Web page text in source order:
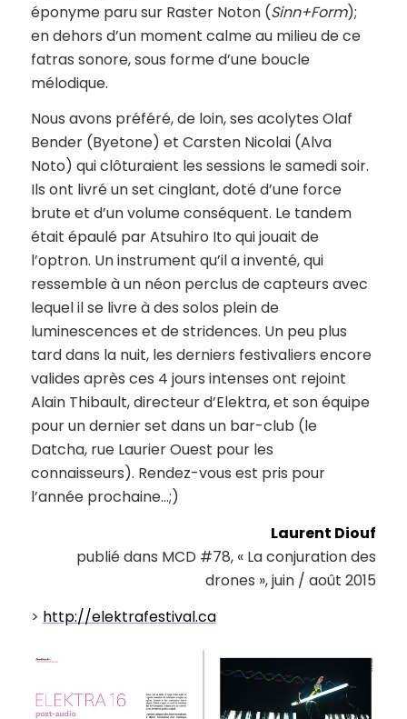
éponyme paru sur Raster Noton (Sinn+Form);
en dehors d’un moment calme au milieu de ce
fatras sonore, sous forme d’une boucle
mélodique.
Nous avons préféré, de loin, ses acolytes Olaf
Bender (Byetone) et Carsten Nicolai (Alva
Noto) qui clôturaient les sessions le samedi soir.
Ils ont livré un set cinglant, doté d’une force
brute et d’un volume conséquent. Le tandem
était épaulé par Atsuhiro Ito qui jouait de
l’optron. Un instrument qu’il a inventé, qui
ressemble à un néon perclus de capteurs avec
lequel il se livre à des solos plein de
luminescences et de stridences. Un peu plus
tard dans la nuit, les derniers festivaliers encore
valides après ces 4 jours intenses ont rejoint
Alain Thibault, directeur d’Elektra, et son équipe
pour un dernier set dans un bar-club (le
Datcha, rue Laurier Ouest pour les
connaisseurs). Rendez-vous est pris pour
l’année prochaine…;)
Laurent Diouf
publié dans MCD #78, « La conjuration des
drones », juin / août 2015
> http://elektrafestival.ca